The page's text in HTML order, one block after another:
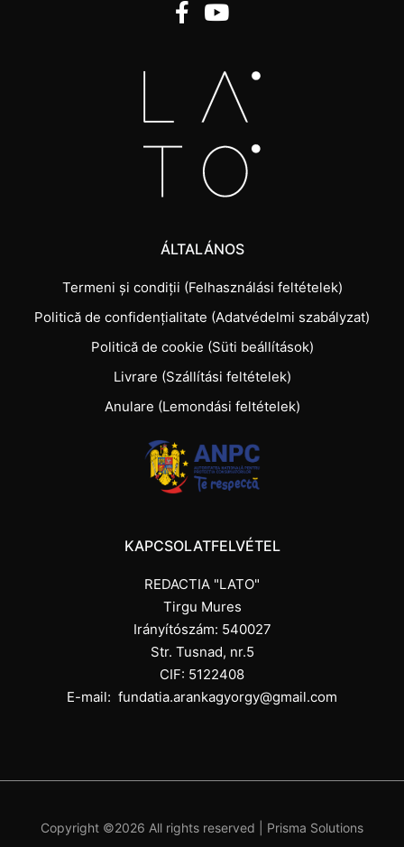
ÁLTALÁNOS
Termeni și condiții (Felhasználási feltételek)
Politică de confidențialitate (Adatvédelmi szabályzat)
Politică de cookie (Süti beállítások)
Livrare (Szállítási feltételek)
Anulare (Lemondási feltételek)
KAPCSOLATFELVÉTEL
REDACTIA "LATO"
Tirgu Mures
Irányítószám: 540027
Str. Tusnad, nr.5
CIF: 5122408
E-mail: fundatia.arankagyorgy@gmail.com
Copyright ©2026 All rights reserved | Prisma Solutions